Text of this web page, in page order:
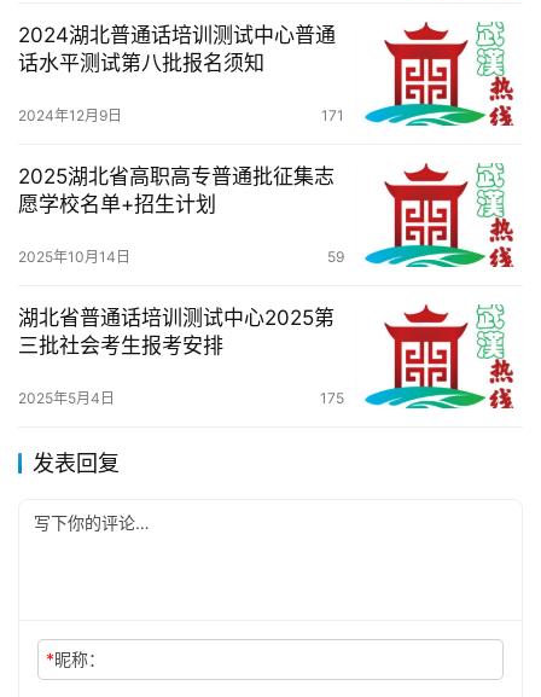
2024湖北普通话培训测试中心普通
话水平测试第八批报名须知
2024年12月9日 171
2025湖北省高职高专普通批征集志
愿学校名单+招生计划
2025年10月14日 59
湖北省普通话培训测试中心2025第
三批社会考生报考安排
2025年5月4日 175
发表回复
*昵称：